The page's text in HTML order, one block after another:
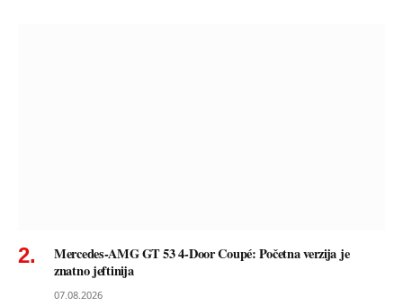
Mercedes-AMG GT 53 4-Door Coupé: Početna verzija je
znatno jeftinija
07.08.2026